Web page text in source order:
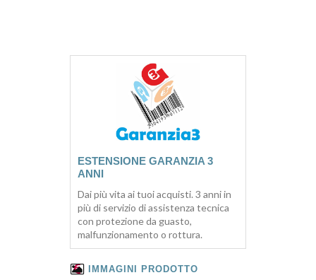
ESTENSIONE GARANZIA 3
ANNI
Dai più vita ai tuoi acquisti. 3 anni in
più di servizio di assistenza tecnica
con protezione da guasto,
malfunzionamento o rottura.
IMMAGINI PRODOTTO